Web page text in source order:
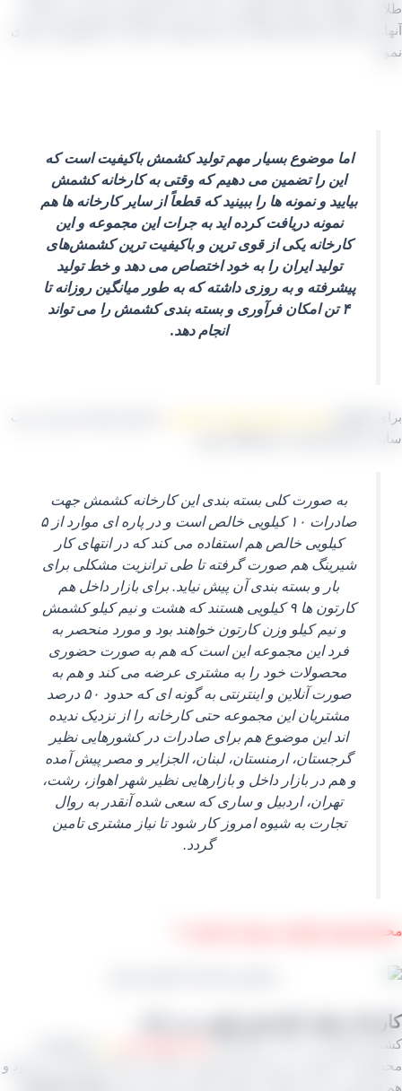
کهربایی روشن، کهربایی تیره و سرخ موجود بوده و می‌ توان از
برای بازار داخل استفاده کرد و هم جهت صادرات از آنها بهره‌ برداری
اما موضوع بسیار مهم تولید کشمش باکیفیت است که
این را تضمین می‌ دهیم که وقتی به کارخانه کشمش
بیایید و نمونه‌ ها را ببینید که قطعاً از سایر کارخانه‌ ها هم
نمونه دریافت کرده‌ اید به جرات این مجموعه و این
کارخانه یکی از قوی‌ ترین و باکیفیت‌ ترین کشمش‌های
تولید ایران را به خود اختصاص می‌ دهد و خط تولید
پیشرفته و به روزی داشته که به طور میانگین روزانه تا
۴ تن امکان فرآوری و بسته‌ بندی کشمش را می تواند
انجام دهد.
از
و کارشناسان ما هماهنگ شوید
به صورت کلی بسته‌ بندی این کارخانه کشمش جهت
صادرات ۱۰ کیلویی خالص است و در پاره‌ ای موارد از ۵
کیلویی خالص هم استفاده می‌ کند که در انتهای کار
شیرینگ هم صورت گرفته تا طی ترانزیت مشکلی برای
بار و بسته‌ بندی آن پیش نیاید. برای بازار داخل هم
کارتون‌ ها ۹ کیلویی هستند که هشت و نیم کیلو کشمش
و نیم کیلو وزن کارتون خواهند بود و مورد منحصر به
فرد این مجموعه این است که هم به صورت حضوری
محصولات خود را به مشتری عرضه می‌ کند و هم به
صورت آنلاین و اینترنتی به گونه‌ ای که حدود ۵۰ درصد
مشتریان این مجموعه حتی کارخانه را از نزدیک ندیده
اند این موضوع هم برای صادرات در کشورهایی نظیر
گرجستان، ارمنستان، لبنان، الجزایر و مصر پیش آمده
و هم در بازار داخل و بازارهایی نظیر شهر اهواز، رشت،
تهران، اردبیل و ساری که سعی شده آنقدر به روال
تجارت به شیوه امروز کار شود تا نیاز مشتری تامین
گردد.
پلویی کهربایی روشن یا تیزابی ⇓
تولید کشمش پلویی بی دانه
پلویی
به شمار می روند که هم جهت صادرات از آن استفاده می شود و
در بازار داخلی. کارخانه تولید و بسته بندی